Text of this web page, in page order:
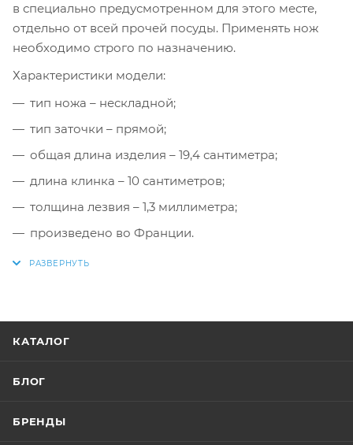
в специально предусмотренном для этого месте,
отдельно от всей прочей посуды. Применять нож
необходимо строго по назначению.
Характеристики модели:
тип ножа – нескладной;
тип заточки – прямой;
общая длина изделия – 19,4 сантиметра;
длина клинка – 10 сантиметров;
толщина лезвия – 1,3 миллиметра;
произведено во Франции.
КАТАЛОГ
БЛОГ
БРЕНДЫ